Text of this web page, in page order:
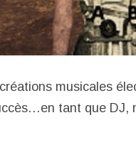
musicales
tant que DJ,